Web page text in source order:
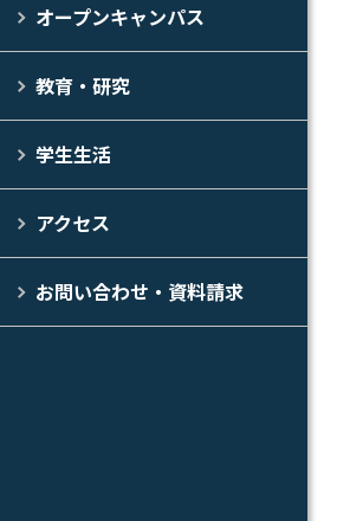
オープンキャンパス
教育・研究
学生生活
アクセス
お問い合わせ・資料請求